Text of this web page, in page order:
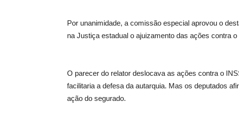
Por unanimidade, a comissão especial aprovou o
na Justiça estadual o ajuizamento das ações contra o
O parecer do relator deslocava as ações contra o
facilitaria a defesa da autarquia. Mas os deputados
ação do segurado.